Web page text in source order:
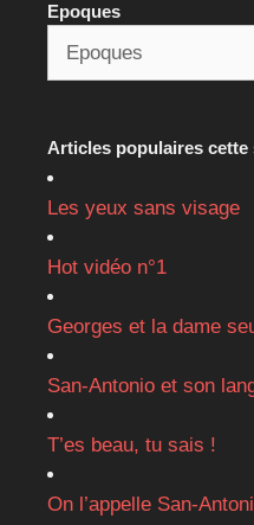
Epoques
Articles populaires cette
Les yeux sans visage
Hot vidéo n°1
Georges et la dame
San-Antonio et son
T’es beau, tu sais !
On l’appelle San-